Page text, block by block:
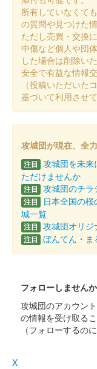
所有していなくて
の質問や見つけた
ただし売買・交換
中傷など個人や団
した場合は削除いた
安全で有益な情報
（投稿いただいた
基づいて利用させ
攻城団が現在、全
注目 攻城団を未
ただけませんか
注目 攻城団のチラ
注目
日本全国の
城一覧
注目 攻城団オリジ
注目 ぼんてん・ま
フォローしませんか
攻城団のアカウン
の情報を受け取るこ
（フォローするの
X